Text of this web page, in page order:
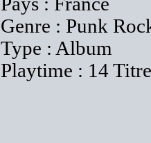
Genre : Punk
Type : Album
Playtime : 14